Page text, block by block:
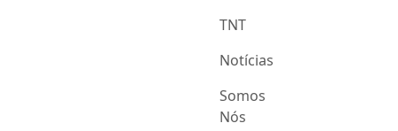
TNT
Notícias
Somos
Nós